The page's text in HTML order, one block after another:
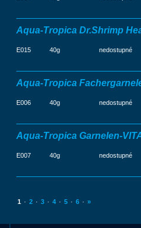
Aqua-Tropica Dr.Shrimp
E015 40g nedostupné
Aqua-Tropica
E006 40g nedostupné
Aqua-Tropica Garnelen-
E007 40g nedostupné
1 · 2 · 3 · 4 · 5 · 6 · »